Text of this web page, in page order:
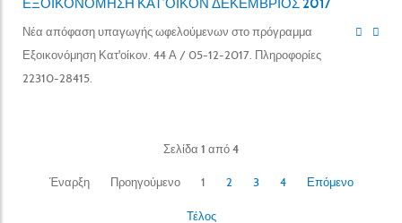
Νέα απόφαση υπαγωγής ωφελούμενων στο πρόγραμμα
Εξοικονόμηση Κατ'οίκον. 44 Α / 05-12-2017. Πληροφορίες
22310-28415.
Σελίδα 1 από 4
Έναρξη Προηγούμενο 1 2 3 4 Επόμενο
Τέλος